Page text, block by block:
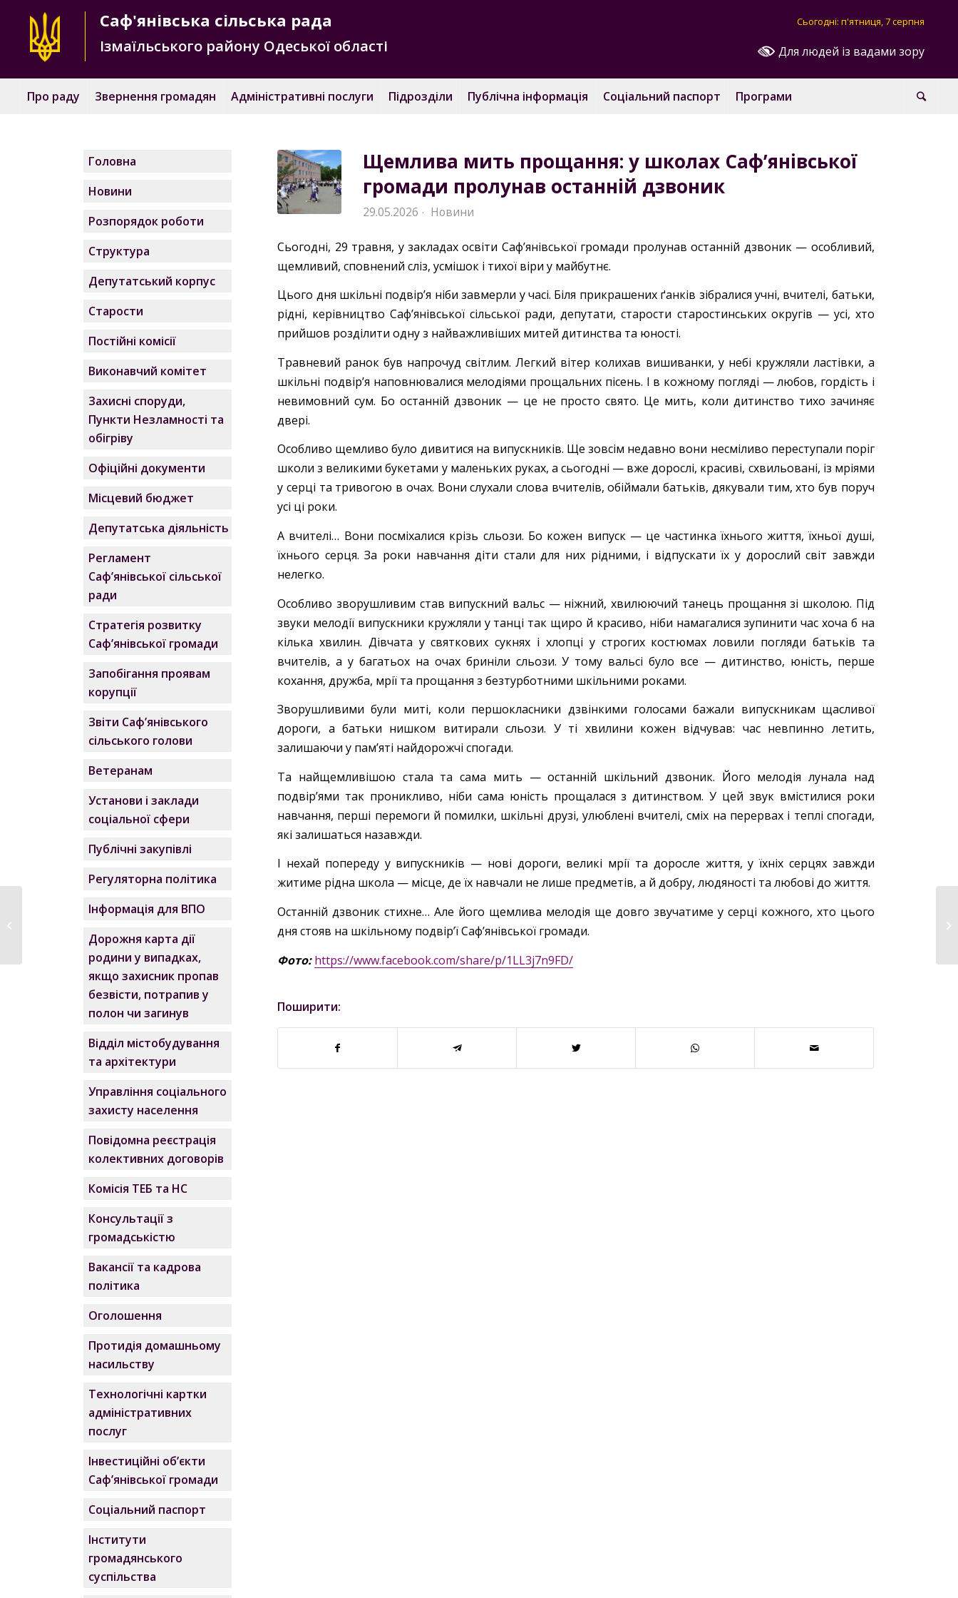
Для людей із вадами зору
Сьогодні: п'ятниця, 7 серпня
Саф'янівська сільська рада
Ізмаїльського району Одеської області
Про раду Звернення громадян Адміністративні послуги Підрозділи Публічна інформація Соціальний паспорт Програми
Щемлива мить прощання: у школах Саф’янівської
громади пролунав останній дзвоник
29.05.2026 · Новини
Сьогодні, 29 травня, у закладах освіти Саф’янівської громади пролунав останній дзвоник — особливий,
щемливий, сповнений сліз, усмішок і тихої віри у майбутнє.
Цього дня шкільні подвір’я ніби завмерли у часі. Біля прикрашених ґанків зібралися учні, вчителі, батьки,
рідні, керівництво Саф’янівської сільської ради, депутати, старости старостинських округів — усі, хто
прийшов розділити одну з найважливіших митей дитинства та юності.
Травневий ранок був напрочуд світлим. Легкий вітер колихав вишиванки, у небі кружляли ластівки, а
шкільні подвір’я наповнювалися мелодіями прощальних пісень. І в кожному погляді — любов, гордість і
невимовний сум. Бо останній дзвоник — це не просто свято. Це мить, коли дитинство тихо зачиняє
двері.
Особливо щемливо було дивитися на випускників. Ще зовсім недавно вони несміливо переступали поріг
школи з великими букетами у маленьких руках, а сьогодні — вже дорослі, красиві, схвильовані, із мріями
у серці та тривогою в очах. Вони слухали слова вчителів, обіймали батьків, дякували тим, хто був поруч
усі ці роки.
А вчителі… Вони посміхалися крізь сльози. Бо кожен випуск — це частинка їхнього життя, їхньої душі,
їхнього серця. За роки навчання діти стали для них рідними, і відпускати їх у дорослий світ завжди
нелегко.
Особливо зворушливим став випускний вальс — ніжний, хвилюючий танець прощання зі школою. Під
звуки мелодії випускники кружляли у танці так щиро й красиво, ніби намагалися зупинити час хоча б на
кілька хвилин. Дівчата у святкових сукнях і хлопці у строгих костюмах ловили погляди батьків та
вчителів, а у багатьох на очах бриніли сльози. У тому вальсі було все — дитинство, юність, перше
кохання, дружба, мрії та прощання з безтурботними шкільними роками.
Зворушливими були миті, коли першокласники дзвінкими голосами бажали випускникам щасливої
дороги, а батьки нишком витирали сльози. У ті хвилини кожен відчував: час невпинно летить,
залишаючи у пам’яті найдорожчі спогади.
Та найщемливішою стала та сама мить — останній шкільний дзвоник. Його мелодія лунала над
подвір’ями так проникливо, ніби сама юність прощалася з дитинством. У цей звук вмістилися роки
навчання, перші перемоги й помилки, шкільні друзі, улюблені вчителі, сміх на перервах і теплі спогади,
які залишаться назавжди.
І нехай попереду у випускників — нові дороги, великі мрії та доросле життя, у їхніх серцях завжди
житиме рідна школа — місце, де їх навчали не лише предметів, а й добру, людяності та любові до життя.
Останній дзвоник стихне… Але його щемлива мелодія ще довго звучатиме у серці кожного, хто цього
дня стояв на шкільному подвір’ї Саф’янівської громади.
Фото: https://www.facebook.com/share/p/1LL3j7n9FD/
Поширити:
Головна
Новини
Розпорядок роботи
Структура
Депутатський корпус
Старости
Постійні комісії
Виконавчий комітет
Захисні споруди,
Пункти Незламності та
обігріву
Офіційні документи
Місцевий бюджет
Депутатська діяльність
Регламент
Саф’янівської сільської
ради
Стратегія розвитку
Саф’янівської громади
Запобігання проявам
корупції
Звіти Саф’янівського
сільського голови
Ветеранам
Установи і заклади
соціальної сфери
Публічні закупівлі
Регуляторна політика
Інформація для ВПО
Дорожня карта дії
родини у випадках,
якщо захисник пропав
безвісти, потрапив у
полон чи загинув
Відділ містобудування
та архітектури
Управління соціального
захисту населення
Повідомна реєстрація
колективних договорів
Комісія ТЕБ та НС
Консультації з
громадськістю
Вакансії та кадрова
політика
Оголошення
Протидія домашньому
насильству
Технологічні картки
адміністративних
послуг
Інвестиційні об’єкти
Саф’янівської громади
Соціальний паспорт
Інститути
громадянського
суспільства
Придунав’я: в Ізмаїлі...